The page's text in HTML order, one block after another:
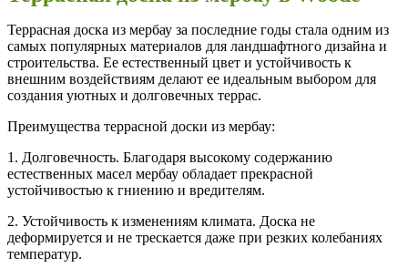
Террасная доска из мербау за последние годы стала одним из
самых популярных материалов для ландшафтного дизайна и
строительства. Ее естественный цвет и устойчивость к
внешним воздействиям делают ее идеальным выбором для
создания уютных и долговечных террас.
Преимущества террасной доски из мербау:
1. Долговечность. Благодаря высокому содержанию
естественных масел мербау обладает прекрасной
устойчивостью к гниению и вредителям.
2. Устойчивость к изменениям климата. Доска не
деформируется и не трескается даже при резких колебаниях
температур.